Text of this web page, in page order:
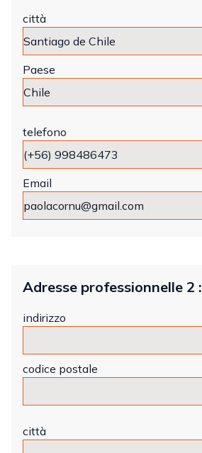
città
Paese
telefono
Email
Adresse professionnelle 2 :
indirizzo
codice postale
città